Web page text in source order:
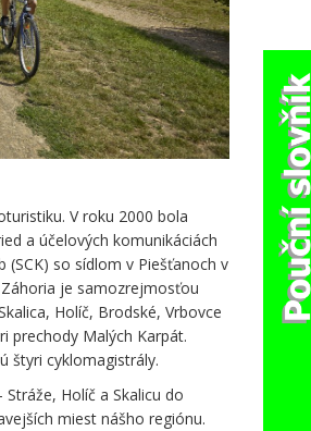
V roku 2000 bola
a účelových komunikáciách
(SCK) so sídlom v Piešťanoch v
je samozrejmosťou
Holíč, Brodské, Vrbovce
prechody Malých Karpát.
štyri cyklomagistrály.
Holíč a Skalicu do
miest nášho regiónu.